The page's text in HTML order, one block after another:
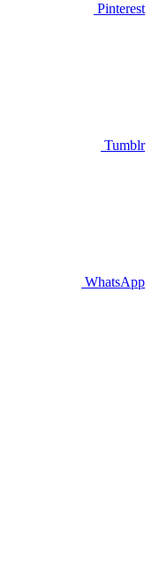
Pinterest
Tumblr
WhatsApp